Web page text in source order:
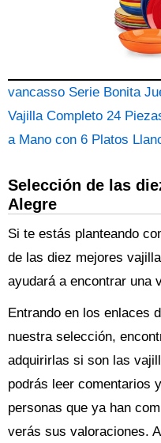
vancasso Serie Bonita
Vajilla Completo 24
a Mano con 6 Platos
Selección de las
Alegre
Si te estás planteando
de las diez mejores
ayudará a encontrar una
Entrando en los enlaces
nuestra selección,
adquirirlas si son las
podrás leer comentarios
personas que ya han
verás sus valoraciones.